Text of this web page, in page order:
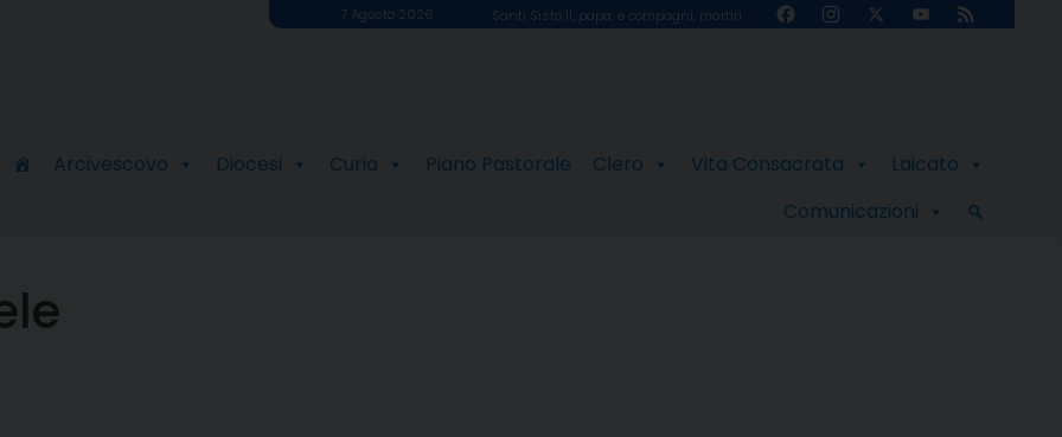
7 Agosto 2026 Santi Sisto II, papa, e compagni, martiri FacebookInstagram
X
YouTube
Feed
Arcivescovo Diocesi Curia Piano Pastorale Clero Vita Consacrata
Laicato
Comunicazioni